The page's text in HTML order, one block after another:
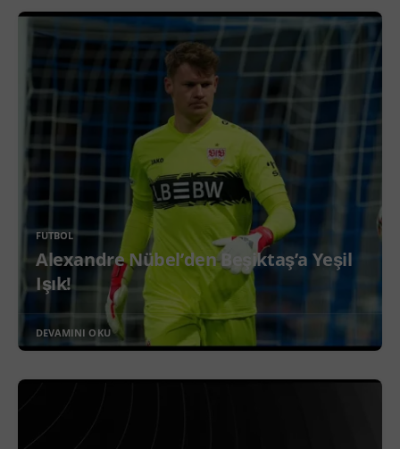
FUTBOL
Alexandre Nübel’den Beşiktaş’a Yeşil
Işık!
DEVAMINI OKU